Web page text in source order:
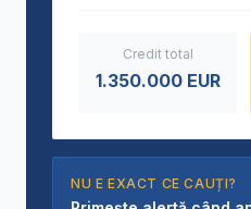
Credit total
1.350.000EUR
NU E EXACT CE CAUȚI?